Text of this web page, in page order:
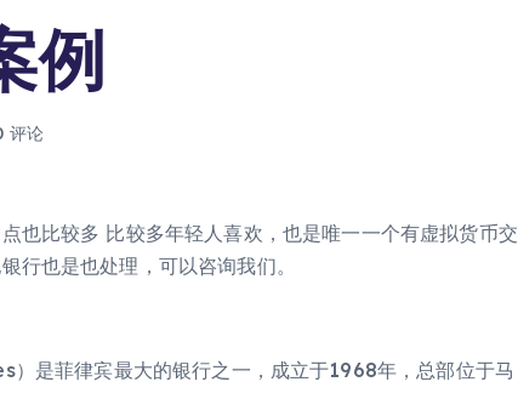
例
评论
也比较多 比较多年轻人喜欢，也是唯一一个有虚拟货币交
行也是也处理，可以咨询我们。
是菲律宾最大的银行之一，成立于1968年，总部位于马